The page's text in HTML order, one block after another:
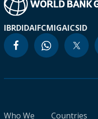
IBRDIDAIFCMIGAICSID
Who We
Countries